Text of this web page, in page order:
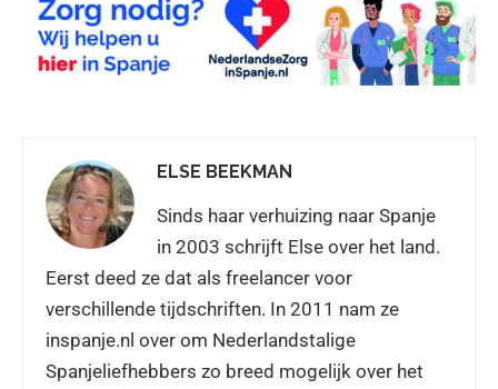
ELSE BEEKMAN
Sinds haar verhuizing naar Spanje
in 2003 schrijft Else over het land.
Eerst deed ze dat als freelancer voor
verschillende tijdschriften. In 2011 nam ze
inspanje.nl over om Nederlandstalige
Spanjeliefhebbers zo breed mogelijk over het